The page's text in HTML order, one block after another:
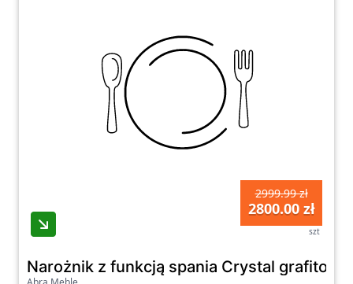
2999.99 zł
2800.00 zł
szt
Narożnik z funkcją spania Crystal